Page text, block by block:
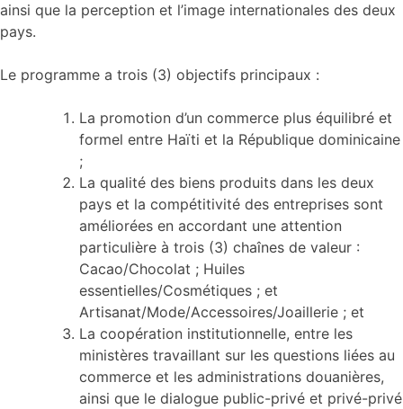
ainsi que la perception et l’image internationales des deux
pays.
Le programme a trois (3) objectifs principaux :
La promotion d’un commerce plus équilibré et
formel entre Haïti et la République dominicaine
;
La qualité des biens produits dans les deux
pays et la compétitivité des entreprises sont
améliorées en accordant une attention
particulière à trois (3) chaînes de valeur :
Cacao/Chocolat ; Huiles
essentielles/Cosmétiques ; et
Artisanat/Mode/Accessoires/Joaillerie ; et
La coopération institutionnelle, entre les
ministères travaillant sur les questions liées au
commerce et les administrations douanières,
ainsi que le dialogue public-privé et privé-privé